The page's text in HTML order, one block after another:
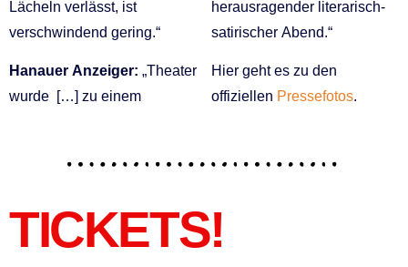
Lächeln verlässt, ist
verschwindend gering.“
Hanauer Anzeiger: „Theater
wurde […] zu einem
herausragender literarisch-
satirischer Abend.“
Hier geht es zu den
offiziellen Pressefotos.
TICKETS!